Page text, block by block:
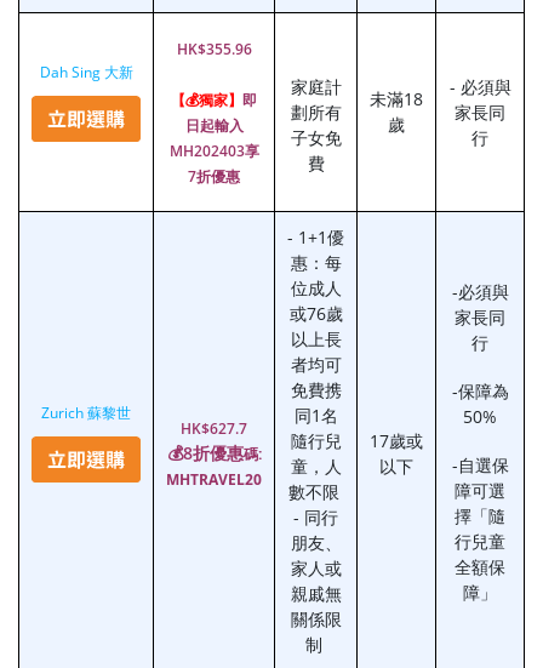
Dah Sing 大新
HK$355.96
【💰獨家】 即
日起輸入
MH202403享
7折優惠
家庭計
劃所有
子女免
費
未滿18
歲
- 必須與
家長同
行
Zurich 蘇黎世
HK$627.7
💰8折優惠碼:
MHTRAVEL20
- 1+1優
惠：每
位成人
或76歲
以上長
者均可
免費携
同1名
隨行兒
童，人
數不限
- 同行
朋友、
家人或
親戚無
關係限
制
17歲或
以下
-必須與
家長同
行
-保障為
50%
-自選保
障可選
擇「隨
行兒童
全額保
障」